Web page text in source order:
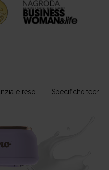
e reso Specifiche